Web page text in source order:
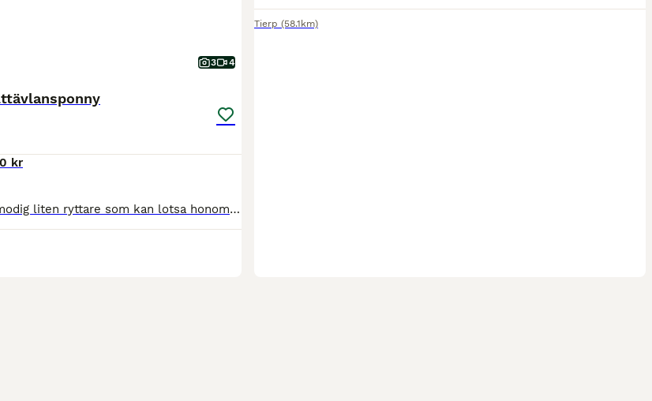
3 4
kr
Uno behöver hitta en ny, modig liten ryttare som kan lotsa honom på hopp- & terrängbanorna framöver! Denna meriterade Fälttävlansponny har framtiden för sig tillsammans med rätt pilot! Uno kom till
Tierp (58.1km)